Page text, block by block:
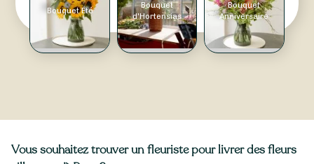
Bouquet Été
Bouquet
d'Hortensias
Bouquet
Anniversaire
Vous souhaitez trouver un fleuriste pour livrer des fleurs